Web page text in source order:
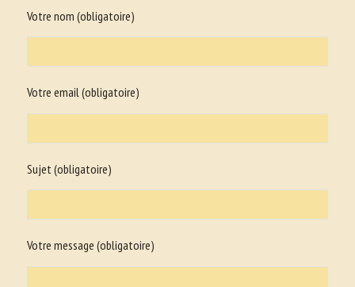
Votre nom (obligatoire)
Votre email (obligatoire)
Sujet (obligatoire)
Votre message (obligatoire)